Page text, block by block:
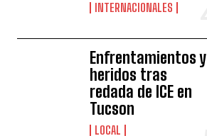
INTERNACIONALES
Enfrentamientos y
heridos tras
redada de ICE en
Tucson
LOCAL